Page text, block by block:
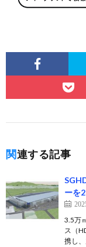
関連する記事
ーを
3.5万
ス（
携し